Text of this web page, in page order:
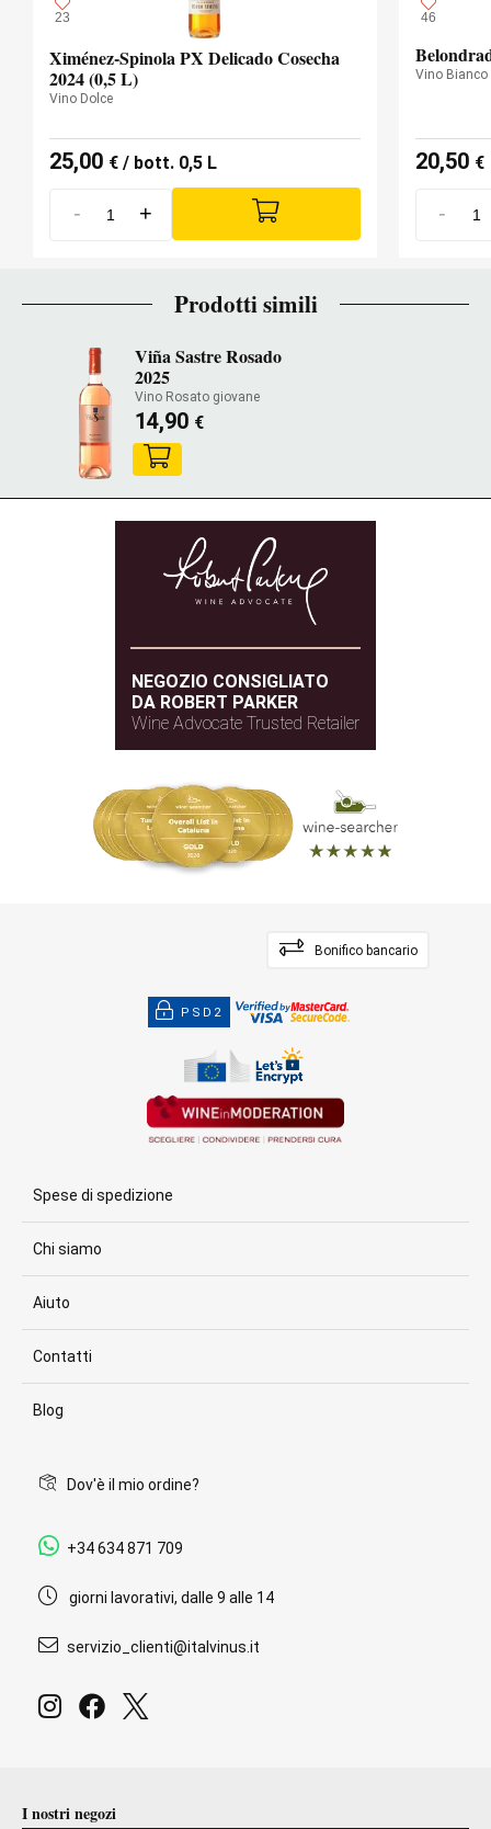
23
Ximénez-Spinola PX Delicado Cosecha
2024 (0,5 L)
Vino Dolce
25,00 € / bott. 0,5 L
- +
46
Vino Bianco
20,50 €
-
Prodotti simili
Viña Sastre Rosado
2025
Vino Rosato giovane
14,90 €
NEGOZIO CONSIGLIATO
DA ROBERT PARKER
Wine Advocate Trusted Retailer
Bonifico bancario
PSD2
Spese di spedizione
Chi siamo
Aiuto
Contatti
Blog
Dov'è il mio ordine?
+34 634 871 709
giorni lavorativi, dalle 9 alle 14
servizio_clienti@italvinus.it
I nostri negozi